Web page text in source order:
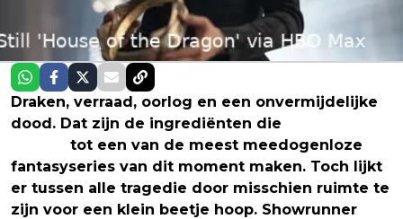
Draken, verraad, oorlog en een onvermijdelijke
dood. Dat zijn de ingrediënten die
tot een van de meest meedogenloze
fantasyseries van dit moment maken. Toch lijkt
er tussen alle tragedie door misschien ruimte te
zijn voor een klein beetje hoop. Showrunner